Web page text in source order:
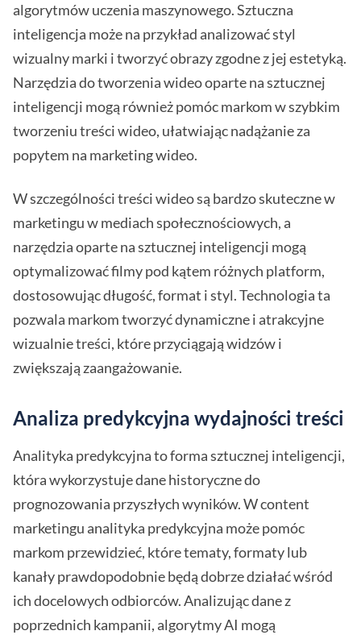
algorytmów uczenia maszynowego. Sztuczna
inteligencja może na przykład analizować styl
wizualny marki i tworzyć obrazy zgodne z jej estetyką.
Narzędzia do tworzenia wideo oparte na sztucznej
inteligencji mogą również pomóc markom w szybkim
tworzeniu treści wideo, ułatwiając nadążanie za
popytem na marketing wideo.
W szczególności treści wideo są bardzo skuteczne w
marketingu w mediach społecznościowych, a
narzędzia oparte na sztucznej inteligencji mogą
optymalizować filmy pod kątem różnych platform,
dostosowując długość, format i styl. Technologia ta
pozwala markom tworzyć dynamiczne i atrakcyjne
wizualnie treści, które przyciągają widzów i
zwiększają zaangażowanie.
Analiza predykcyjna wydajności treści
Analityka predykcyjna to forma sztucznej inteligencji,
która wykorzystuje dane historyczne do
prognozowania przyszłych wyników. W content
marketingu analityka predykcyjna może pomóc
markom przewidzieć, które tematy, formaty lub
kanały prawdopodobnie będą dobrze działać wśród
ich docelowych odbiorców. Analizując dane z
poprzednich kampanii, algorytmy AI mogą